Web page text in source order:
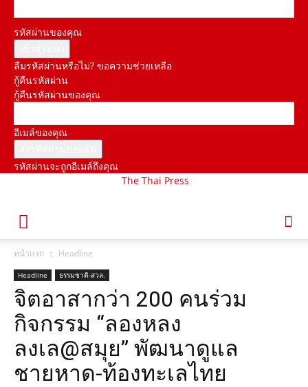
รหัสผ่านของคุณ
ลืมรหัสผ่านหรือไม่? ขอความช่วยเหลือ
กู้คืนรหัสผ่าน
กู้คืนรหัสผ่านของคุณ
อีเมล์ของคุณ
รหัสผ่านจะถูกอีเมล์ถึงคุณ
The Thai Press
หน้าแรก Headline
Headline ธรรมชาติ-สวล.
จิตอาสากว่า 200 คนร่วม
กิจกรรม “ลองหลง
ลงเล@สมุย” พัฒนาดูแล
ชายหาด-ท้องทะเลไทย